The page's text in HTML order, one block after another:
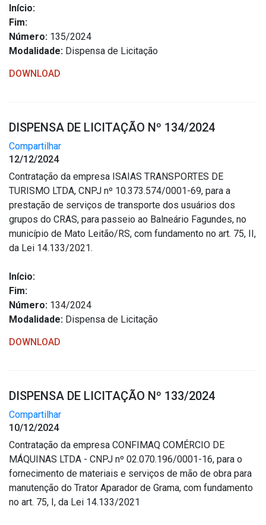
Início:
Fim:
Número: 135/2024
Modalidade: Dispensa de Licitação
DOWNLOAD
DISPENSA DE LICITAÇÃO Nº 134/2024
Compartilhar
12/12/2024
Contratação da empresa ISAIAS TRANSPORTES DE
TURISMO LTDA, CNPJ nº 10.373.574/0001-69, para a
prestação de serviços de transporte dos usuários dos
grupos do CRAS, para passeio ao Balneário Fagundes, no
município de Mato Leitão/RS, com fundamento no art. 75, II,
da Lei 14.133/2021.
Início:
Fim:
Número: 134/2024
Modalidade: Dispensa de Licitação
DOWNLOAD
DISPENSA DE LICITAÇÃO Nº 133/2024
Compartilhar
10/12/2024
Contratação da empresa CONFIMAQ COMÉRCIO DE
MÁQUINAS LTDA - CNPJ nº 02.070.196/0001-16, para o
fornecimento de materiais e serviços de mão de obra para
manutenção do Trator Aparador de Grama, com fundamento
no art. 75, I, da Lei 14.133/2021